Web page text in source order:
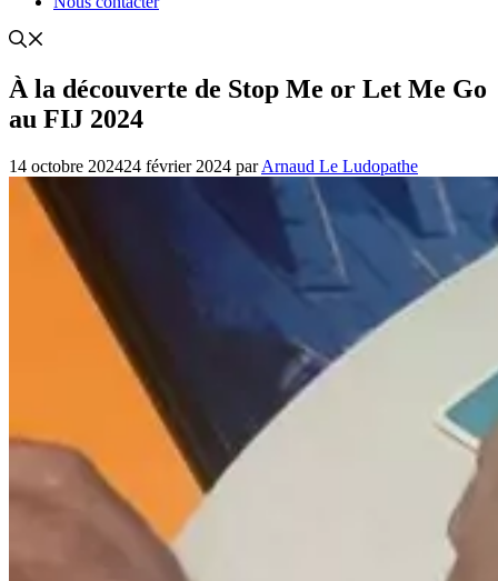
À la découverte de Stop Me or Let Me Go
au FIJ 2024
14 octobre 202424 février 2024 parArnaud Le Ludopathe